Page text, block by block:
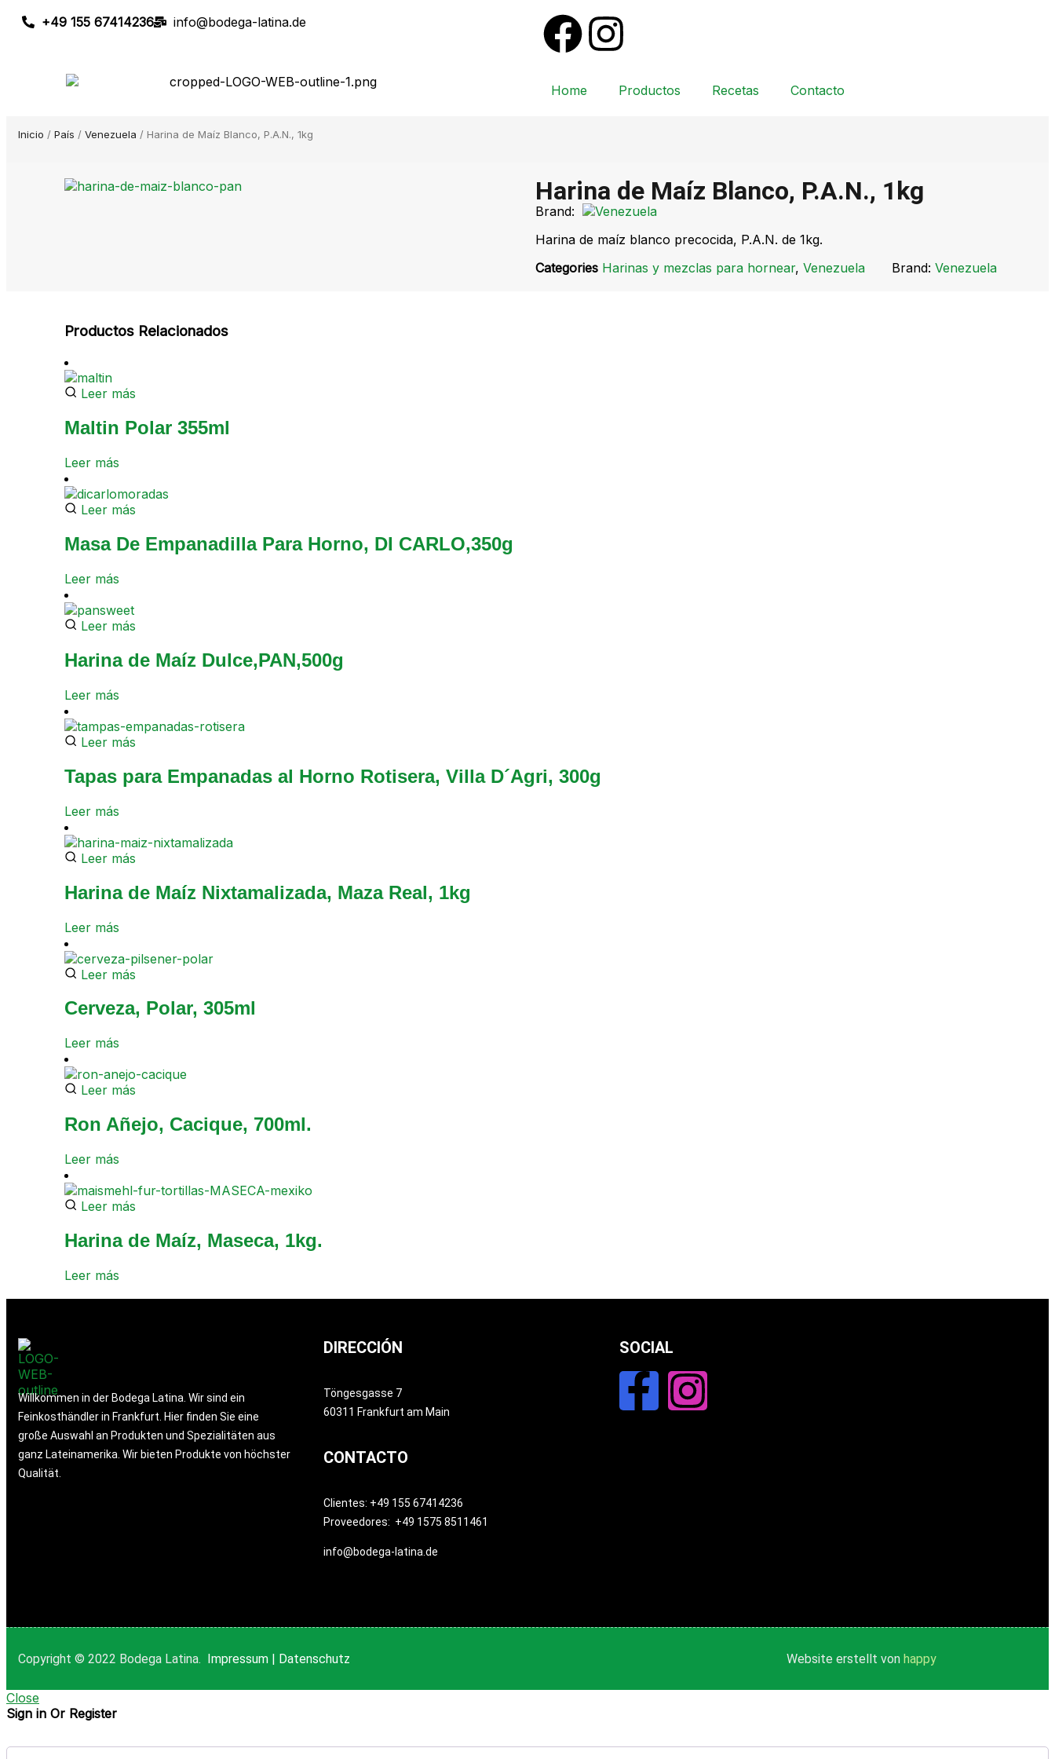
+49 155 67414236 info@bodega-latina.de
Home Productos Recetas Contacto
Inicio / País / Venezuela / Harina de Maíz Blanco, P.A.N., 1kg
Harina de Maíz Blanco, P.A.N., 1kg
Brand:
Harina de maíz blanco precocida, P.A.N. de 1kg.
Categories Harinas y mezclas para hornear, Venezuela Brand: Venezuela
Productos Relacionados
Leer más
Maltin Polar 355ml
Leer más
Leer más
Masa De Empanadilla Para Horno, DI CARLO,350g
Leer más
Leer más
Harina de Maíz Dulce,PAN,500g
Leer más
Leer más
Tapas para Empanadas al Horno Rotisera, Villa D´Agri, 300g
Leer más
Leer más
Harina de Maíz Nixtamalizada, Maza Real, 1kg
Leer más
Leer más
Cerveza, Polar, 305ml
Leer más
Leer más
Ron Añejo, Cacique, 700ml.
Leer más
Leer más
Harina de Maíz, Maseca, 1kg.
Leer más
Willkommen in der Bodega Latina. Wir sind ein
Feinkosthändler in Frankfurt. Hier finden Sie eine
große Auswahl an Produkten und Spezialitäten aus
ganz Lateinamerika. Wir bieten Produkte von höchster
Qualität.
DIRECCIÓN
Töngesgasse 7
60311 Frankfurt am Main
CONTACTO
Clientes: +49 155 67414236
Proveedores: +49 1575 8511461
info@bodega-latina.de
SOCIAL
Copyright © 2022 Bodega Latina. Impressum | Datenschutz Website erstellt von happy
Close
Sign in Or Register